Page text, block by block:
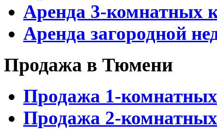
Аренда 3-комнатных
Аренда загородной
Продажа в Тюмени
Продажа 1-
Продажа 2-